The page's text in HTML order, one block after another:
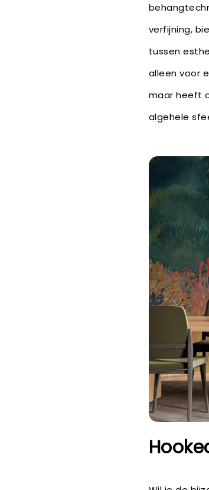
verfijning,
tussen
alleen voor
maar heeft
algehele